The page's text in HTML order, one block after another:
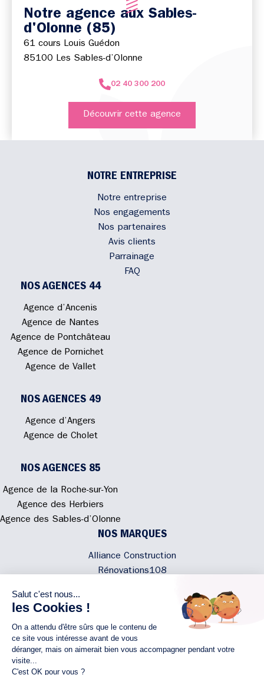
Notre agence aux Sables-
d'Olonne (85)
61 cours Louis Guédon
85100 Les Sables-d’Olonne
02 40 300 200
Découvrir cette agence
NOTRE ENTREPRISE
Notre entreprise
Nos engagements
Nos partenaires
Avis clients
Parrainage
FAQ
NOS AGENCES 44
Agence d’Ancenis
Agence de Nantes
Agence de Pontchâteau
Agence de Pornichet
Agence de Vallet
NOS AGENCES 49
Agence d’Angers
Agence de Cholet
NOS AGENCES 85
Agence de la Roche-sur-Yon
Agence des Herbiers
Agence des Sables-d’Olonne
NOS MARQUES
Alliance Construction
Rénovations108
NOUS CONTACTER
02 40 300 200